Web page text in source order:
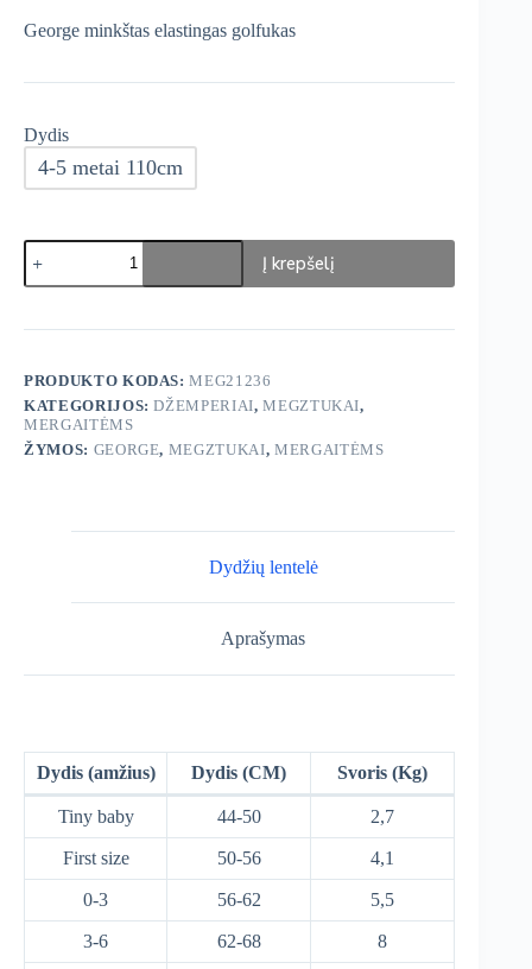
€10,49.
€8,92.
George minkštas elastingas golfukas
Dydis
4-5 metai 110cm
produkto
kiekis:
George
Į krepšelį
PRODUKTO KODAS:MEG21236
KATEGORIJOS:DŽEMPERIAI,MEGZTUKAI,
MERGAITĖMS
ŽYMOS: GEORGE, MEGZTUKAI, MERGAITĖMS
Dydžių lentelė
Aprašymas
Dydis (amžius) Dydis (CM) Svoris (Kg)
Tiny baby 44-50 2,7
First size 50-56 4,1
0-3 56-62 5,5
3-6 62-68 8